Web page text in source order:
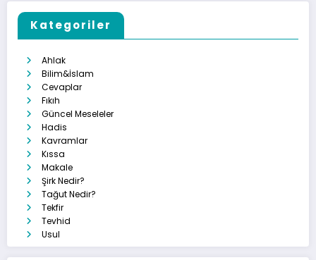
Kategoriler
Ahlak
Bilim&İslam
Cevaplar
Fıkıh
Güncel Meseleler
Hadis
Kavramlar
Kıssa
Makale
Şirk Nedir?
Tağut Nedir?
Tekfir
Tevhid
Usul